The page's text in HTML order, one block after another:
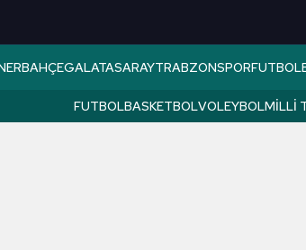
GALATASARAYTRABZONSPORFUTBOL
FUTBOLBASKETBOLVOLEYBOLMILLI